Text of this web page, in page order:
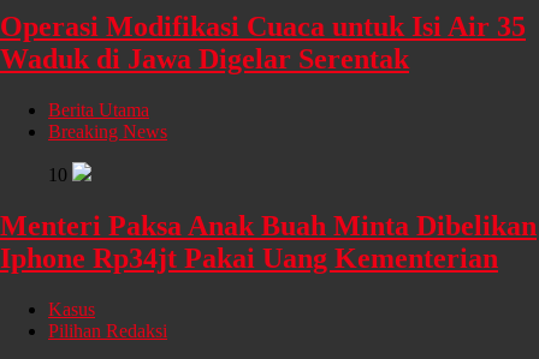
Operasi Modifikasi Cuaca untuk Isi Air 35
Waduk di Jawa Digelar Serentak
Berita Utama
Breaking News
10
Menteri Paksa Anak Buah Minta Dibelikan
Iphone Rp34jt Pakai Uang Kementerian
Kasus
Pilihan Redaksi